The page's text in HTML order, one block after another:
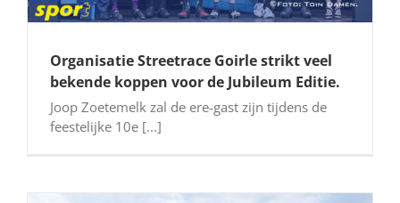
Organisatie Streetrace Goirle strikt veel
bekende koppen voor de Jubileum Editie.
Joop Zoetemelk zal de ere-gast zijn tijdens de
feestelijke 10e [...]